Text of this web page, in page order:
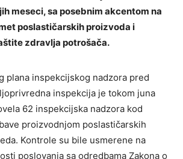
meseci, sa posebnim akcentom na
poslastičarskih proizvoda i
zdravlja potrošača.
plana inspekcijskog nadzora pred
inspekcija je tokom juna
62 inspekcijska nadzora kod
proizvodnjom poslastičarskih
Kontrole su bile usmerene na
poslovanja sa odredbama Zakona o